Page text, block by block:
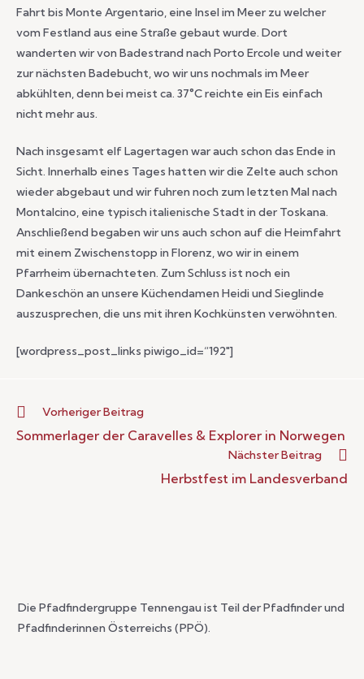
Fahrt bis Monte Argentario, eine Insel im Meer zu welcher
vom Festland aus eine Straße gebaut wurde. Dort
wanderten wir von Badestrand nach Porto Ercole und weiter
zur nächsten Badebucht, wo wir uns nochmals im Meer
abkühlten, denn bei meist ca. 37°C reichte ein Eis einfach
nicht mehr aus.
Nach insgesamt elf Lagertagen war auch schon das Ende in
Sicht. Innerhalb eines Tages hatten wir die Zelte auch schon
wieder abgebaut und wir fuhren noch zum letzten Mal nach
Montalcino, eine typisch italienische Stadt in der Toskana.
Anschließend begaben wir uns auch schon auf die Heimfahrt
mit einem Zwischenstopp in Florenz, wo wir in einem
Pfarrheim übernachteten. Zum Schluss ist noch ein
Dankeschön an unsere Küchendamen Heidi und Sieglinde
auszusprechen, die uns mit ihren Kochkünsten verwöhnten.
[wordpress_post_links piwigo_id=“192″]
Vorheriger Beitrag
Sommerlager der Caravelles & Explorer in Norwegen
Nächster Beitrag
Herbstfest im Landesverband
Die Pfadfindergruppe Tennengau ist Teil der Pfadfinder und
Pfadfinderinnen Österreichs (PPÖ).